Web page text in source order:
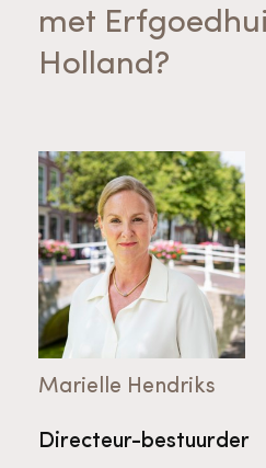
met
Holland?
Marielle Hendriks
Directeur-bestuurder